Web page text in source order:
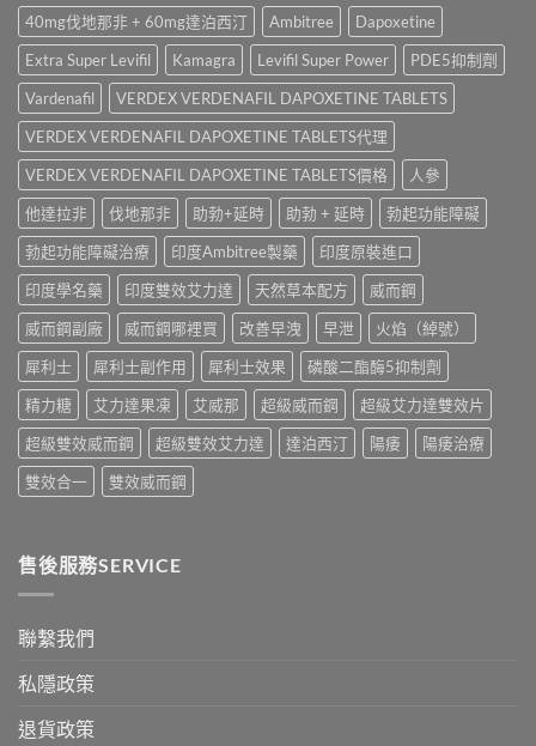
港
正
貨
購
買
指
南〉
中
原
廠
與
學
名
藥
購
買
比
較〉
中
麼
選？
2026
年
效
果、
價
錢、
副
作
用
全
面
比
較
與
香
購
指
南〉
中
隻
好？
Cenforce-
100、
Kamagra
與
Kamagra
Oral
Jelly
全
面
比
較〉
中
40mg伐地那非 + 60mg達泊西汀 Ambitree
Dapoxetine
Extra Super Levifil
Kamagra Levifil Super Power
PDE5抑制劑
Vardenafil
VERDEX VERDENAFIL DAPOXETINE TABLETS
VERDEX VERDENAFIL DAPOXETINE TABLETS代理
VERDEX VERDENAFIL DAPOXETINE TABLETS價格
人參
他達拉非
伐地那非 助勃+延時 助勃 + 延時
勃起功能障礙
勃起功能障礙治療
印度Ambitree製藥
印度原裝進口
印度學名藥
印度雙效艾力達 天然草本配方
威而鋼
威而鋼副廠
威而鋼哪裡買 改善早洩 早泄
火焰（綽號）
犀利士
犀利士副作用 犀利士效果
磷酸二酯酶5抑制劑
精力糖
艾力達果凍 艾威那 超級威而鋼
超級艾力達雙效片
超級雙效威而鋼
超級雙效艾力達 達泊西汀 陽痿
陽痿治療
雙效合一
雙效威而鋼
售後服務SERVICE
聯繫我們
私隱政策
退貨政策